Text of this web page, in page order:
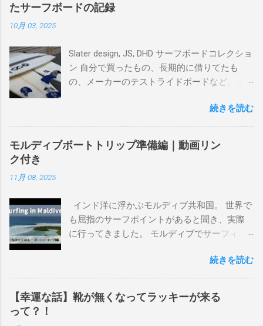
たサーフボードの記録
10月 03, 2025
Slater design, JS, DHD サーフボードコレクショ
ン 自分で買ったもの、長期的に借りてたも
の、メーカーのテストライドボードなど、イ
を書き残しているページです。 記録と残して
るので、過去のボードたちはもうすでに人に
譲って、手元に無いのがほとんどだけど。 色
んなサーフボードに乗って、サーフィンの世
ーメイドビーチ 最もロングライドしてきたポ
イント スナッパー、レインボーベイ、グリ
ーンマウント、クーリービーチ、キラ、レノ
狙っているポイント バーレー、キラ、レイ
ンボーベイ、クーリービーチ 絶対に入りたい
ポイント ベルズビーチ、グレートオーシャ
続きを読む
モルディブボートトリップ準備編｜動画リン
ク付き
11月 08, 2025
インド洋に浮かぶモルディブ共和国。 世界で
も屈指のサーフポイントがあると聞き、実際
に行ってきました。 モルディブでサーフィン
テルやリゾートに滞在して目の前のブレイク
を独占するスタイル。もうひとつが、複数の
ポイントを巡る「ボートトリップ」です。 今
回はそのボートトリップで、時間と空間の贅
続きを読む
【幸運な話】靴が無くなってラッキーが来る
って？！